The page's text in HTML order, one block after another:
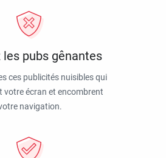
les pubs gênantes
ces publicités nuisibles qui
votre écran et encombrent
navigation.